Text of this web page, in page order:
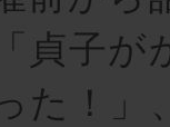
貞子が
た！」